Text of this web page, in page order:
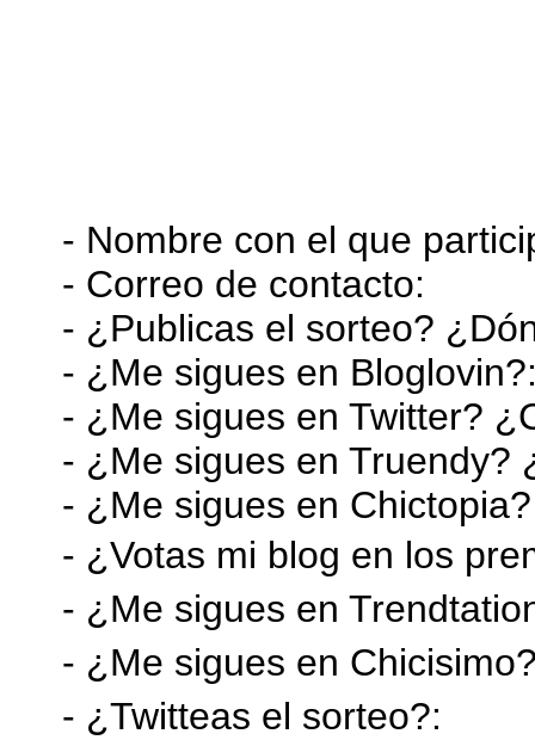
- Nombre con el que
- Correo de contacto:
- ¿Publicas el sorteo?
- ¿Me sigues en Bloglovin
- ¿Me sigues en Twitter?
- ¿Me sigues en Truendy?
- ¿Me sigues en
- ¿Votas mi blog en los
- ¿Me sigues en
- ¿Me sigues en
- ¿Twitteas el sorteo?: